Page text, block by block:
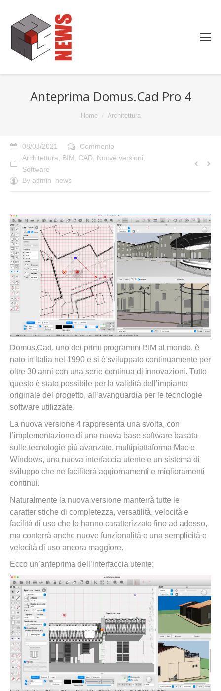
Anteprima Domus.Cad Pro 4
Home Architettura
08/03/2021
Commento
Architettura
BIM CAD Nuove versioni
Software
By admin_news
Domus.Cad, uno dei primi programmi BIM al mondo, è
nato in Italia nel 1990 e si è sviluppato continuamente per
oltre 30 anni con una serie continua di innovazioni. Tutto
questo è stato possibile per la validità dell’impianto
originale del progetto, all’avanguardia per le tecnologie
software utilizzate.
La nuova versione 4 rappresenta una svolta, con
l’implementazione di una nuova base software basata
sulle tecnologie più avanzate, multipiattaforma Mac e
Windows, una nuova interfaccia utente e un sistema di
sviluppo che ne faciliterà aggiornamenti e miglioramenti
continui.
Naturalmente la nuova versione manterrà tutte le
caratteristiche di completezza, versatilità, velocità e
facilità di uso che lo hanno caratterizzato fino ad adesso,
ma conterrà anche nuove funzionalità e una semplicità e
velocità di uso ancora maggiore.
Ecco un’anteprima dell’interfaccia utente: